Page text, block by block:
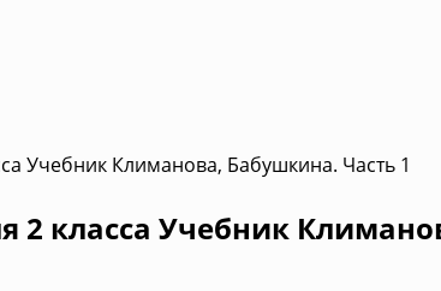
Учебник Климанова, Бабушкина. Часть 1
класса Учебник